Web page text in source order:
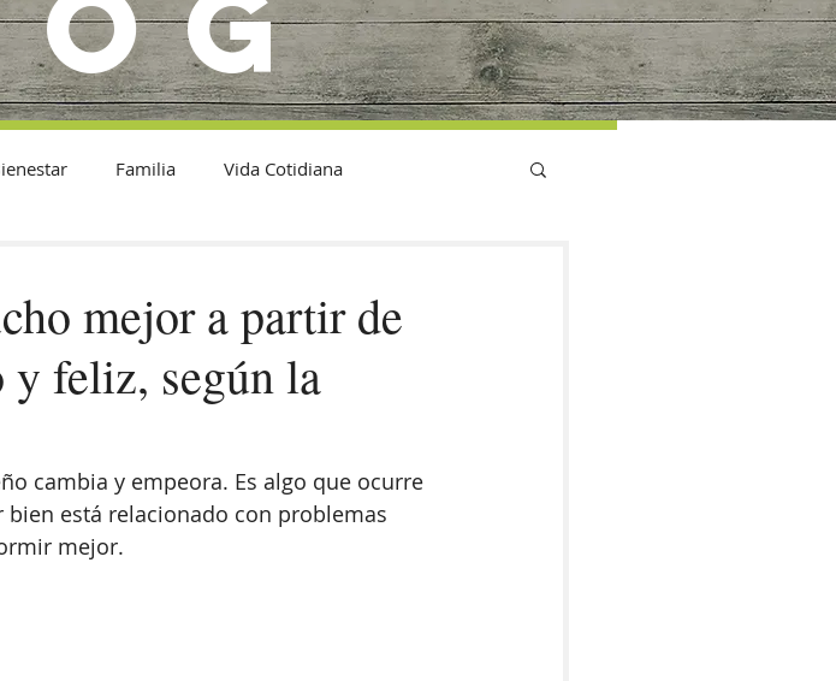
Familia Vida Cotidiana
mejor a partir de
y feliz, según la
cambia y empeora. Es algo que ocurre
está relacionado con problemas
mejor.